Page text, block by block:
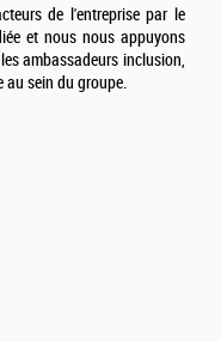
de l'entreprise par le
et nous nous appuyons
ambassadeurs inclusion,
au sein du groupe.